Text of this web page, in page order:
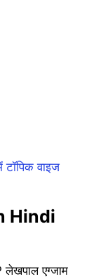
वाइज
Hindi
एग्जाम